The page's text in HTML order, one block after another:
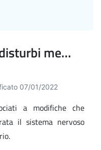
Basi biologiche dei disturbi mentali e comportamentali
07/01/2022
a modifiche che
il sistema nervoso